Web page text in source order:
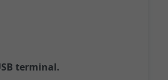
terminal.